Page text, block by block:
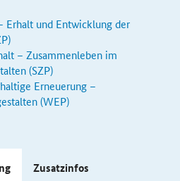
Erhalt und Entwicklung der
– Zusammenleben im
(SZP)
Erneuerung –
(WEP)
Zusatzinfos